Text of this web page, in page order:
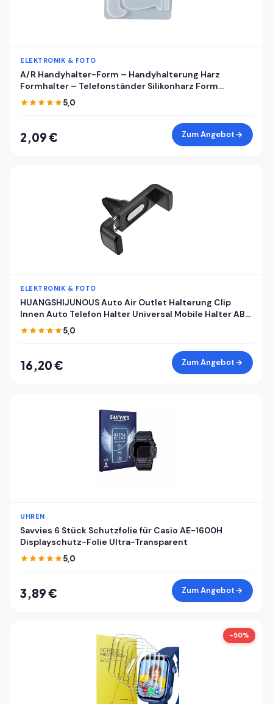
ELEKTRONIK & FOTO
A/R Handyhalter-Form – Handyhalterung Harz
Formhalter – Telefonständer Silikonharz Form
Handyhalter Form Handyhalterung Form
Handyhalterung Form Epoxidharz Gießform für DIY
5,0
2,09 € Zum Angebot
ELEKTRONIK & FOTO
HUANGSHIJUNOUS Auto Air Outlet Halterung Clip
Innen Auto Telefon Halter Universal Mobile Halter ABS
Auto Halterung Telefon Unterstützung Handy Halter
5,0
16,20 € Zum Angebot
UHREN
Savvies 6 Stück Schutzfolie für Casio AE-1600H
Displayschutz-Folie Ultra-Transparent
5,0
3,89 € Zum Angebot
-50%